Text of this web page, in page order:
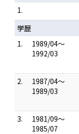
1.
学歴
1.
1989/04～
1992/03
2.
1987/04～
1989/03
3.
1981/09～
1985/07